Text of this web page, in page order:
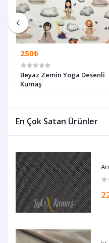
En Çok Satan Ürünler
250₺
Beyaz Zemin Yoga Desenli
Kumaş